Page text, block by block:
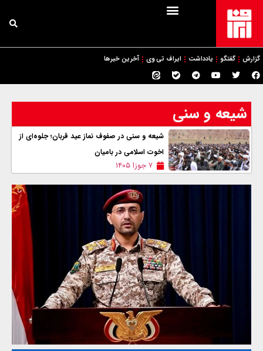
گزارش گفتگو یادداشت ایراف تی وی آخرین خبرها
شیعه و سنی
شیعه و سنی در صفوف نماز عید قربان؛ جلوه‌ای از
اخوت اسلامی در بامیان
۷ جوزا ۱۴۰۵